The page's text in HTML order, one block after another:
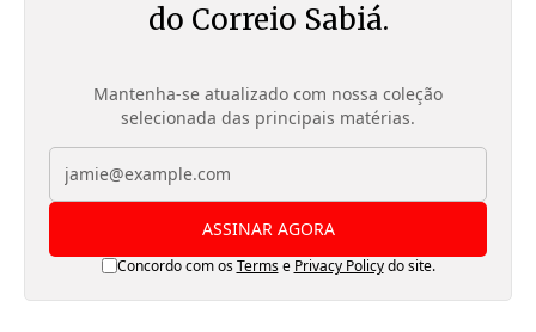
do Correio Sabiá.
Mantenha-se atualizado com nossa coleção
selecionada das principais matérias.
ASSINAR AGORA
Concordo com osTermse Privacy Policydo site.